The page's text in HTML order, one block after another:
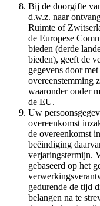
Bij de doorgifte
d.w.z. naar
Ruimte of
de Europese
bieden (derde
bieden), geeft de
gegevens door
overeenstemming
waaronder onder
de EU.
Uw
overeenkomst
de overeenkomst
beëindiging
verjaringstermijn.
gebaseerd op het
gedurende de tijd
belangen na te